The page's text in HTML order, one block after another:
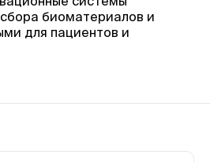
биоматериалов и
для пациентов и